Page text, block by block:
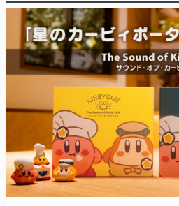
若ゲのいたり〜ゲー
『うつヌケ』『ペンと箸
一先生によるゲーム業界
なんでゲームは面白
ゲーム開発者・hamatsu
具体的な形から解き明かし
です。
ゲームが変えた日本
「経験値」「裏技」「ラ
の起源や用法の変遷を、
イニーP氏が徹底調査。
カテゴリ